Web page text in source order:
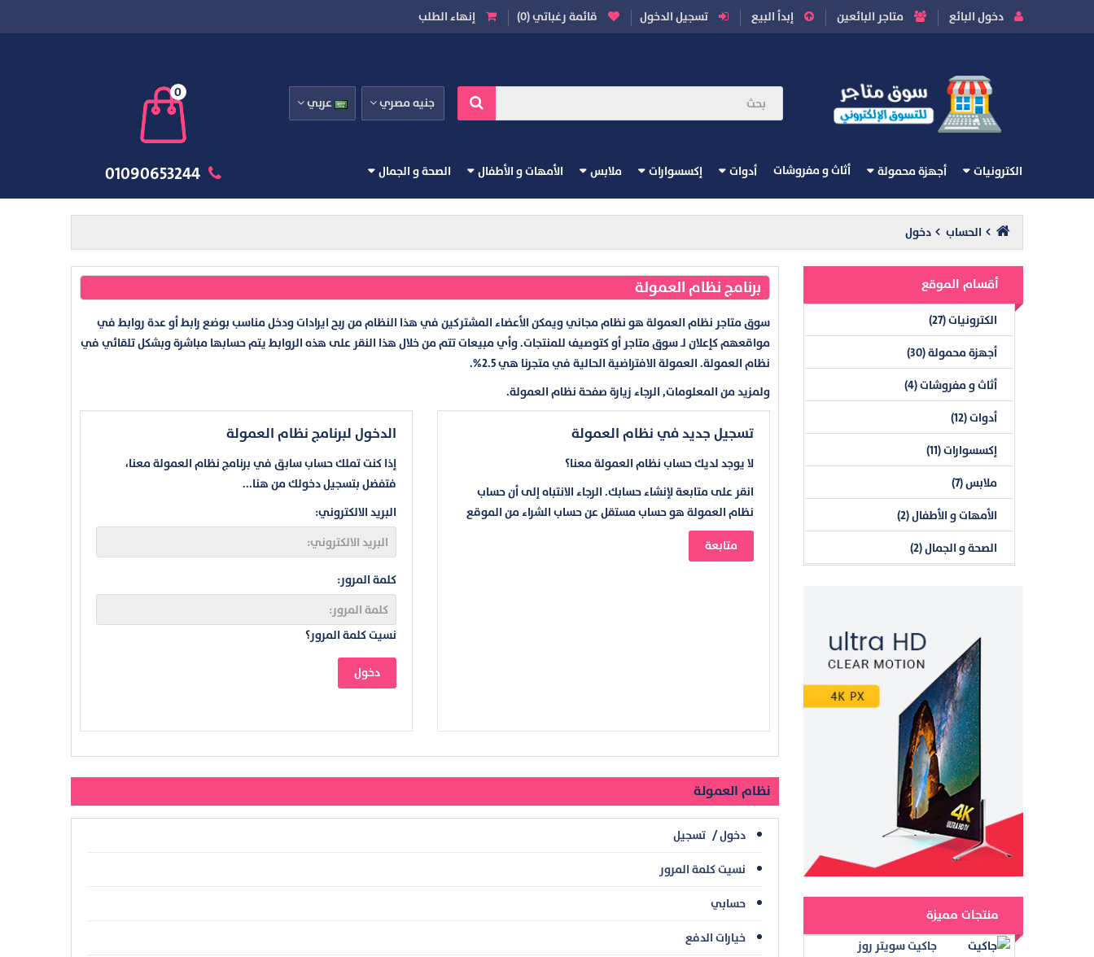
دخول البائع متاجر البائعين إبدأ البيع تسجيل الدخول قائمة رغباتي (0) إنهاء الطلب
جنيه مصري عربي
0
الكترونيات أجهزة محمولة أثاث و مفروشات أدوات إكسسوارات ملابس الأمهات و الأطفال الصحة و الجمال
الحساب دخول
أقسام الموقع
الكترونيات (27)
أجهزة محمولة (30)
أثاث و مفروشات (4)
أدوات (12)
إكسسوارات (11)
ملابس (7)
الأمهات و الأطفال (2)
الصحة و الجمال (2)
منتجات مميزة
جاكيت سويتر روز
برنامج نظام العمولة
سوق متاجر نظام العمولة هو نظام مجاني ويمكن الأعضاء المشتركين في هذا النظام من ربح ايرادات ودخل مناسب بوضع رابط أو عدة روابط في
مواقعهم كإعلان لـ سوق متاجر أو كتوصيف للمنتجات. وأي مبيعات تتم من خلال هذا النقر على هذه الروابط يتم حسابها مباشرة وبشكل تلقائي في
نظام العمولة. العمولة الافتراضية الحالية في متجرنا هي 2.5%.
ولمزيد من المعلومات, الرجاء زيارة صفحة نظام العمولة.
تسجيل جديد في نظام العمولة
لا يوجد لديك حساب نظام العمولة معنا؟
انقر على متابعة لإنشاء حسابك. الرجاء الانتباه إلى أن حساب
نظام العمولة هو حساب مستقل عن حساب الشراء من الموقع
متابعة
الدخول لبرنامج نظام العمولة
إذا كنت تملك حساب سابق في برنامج نظام العمولة معنا،
فتفضل بتسجيل دخولك من هنا...
البريد الالكتروني:
كلمة المرور:
نسيت كلمة المرور؟
نظام العمولة
دخول/ تسجيل
نسيت كلمة المرور
حسابي
خيارات الدفع